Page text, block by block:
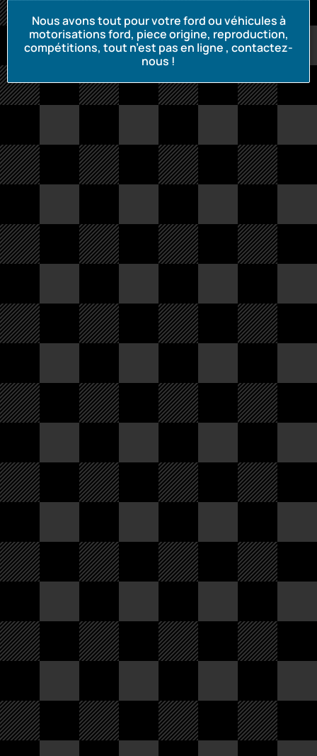
Nous avons tout pour votre ford ou véhicules à
motorisations ford, piece origine, reproduction,
compétitions, tout n’est pas en ligne , contactez-
nous !